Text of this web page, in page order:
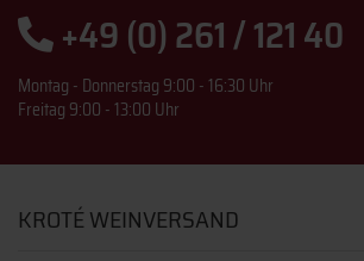
+49 (0) 261 / 121 40
Montag - Donnerstag 9:00 - 16:30 Uhr
Freitag 9:00 - 13:00 Uhr
KROTÉ WEINVERSAND